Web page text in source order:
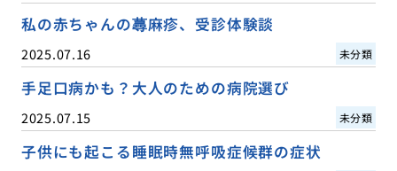
私の赤ちゃんの蕁麻疹、受診体験談
2025.07.16 未分類
手足口病かも？大人のための病院選び
2025.07.15 未分類
子供にも起こる睡眠時無呼吸症候群の症状